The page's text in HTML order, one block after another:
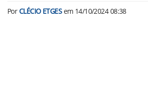
PorCLÉCIO ETGESem 14/10/2024 08:38